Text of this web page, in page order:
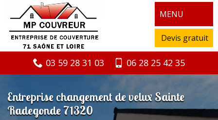
MENU
Devis gratuit
03 59 28 31 03 06 28 25 42 35
Entreprise changement de velux Sainte
Radegonde 71320